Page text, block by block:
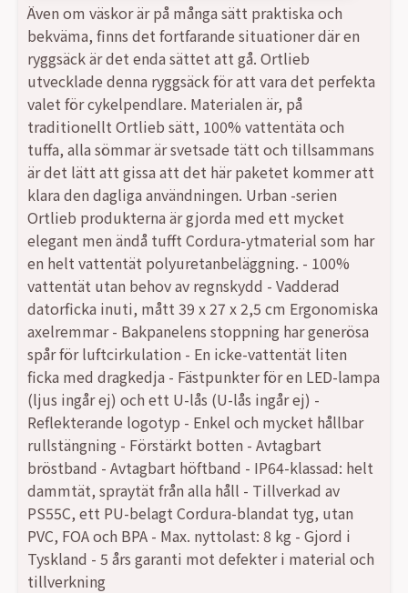
Även om väskor är på många sätt praktiska och
bekväma, finns det fortfarande situationer där en
ryggsäck är det enda sättet att gå. Ortlieb
utvecklade denna ryggsäck för att vara det perfekta
valet för cykelpendlare. Materialen är, på
traditionellt Ortlieb sätt, 100% vattentäta och
tuffa, alla sömmar är svetsade tätt och tillsammans
är det lätt att gissa att det här paketet kommer att
klara den dagliga användningen. Urban -serien
Ortlieb produkterna är gjorda med ett mycket
elegant men ändå tufft Cordura-ytmaterial som har
en helt vattentät polyuretanbeläggning. - 100%
vattentät utan behov av regnskydd - Vadderad
datorficka inuti, mått 39 x 27 x 2,5 cm Ergonomiska
axelremmar - Bakpanelens stoppning har generösa
spår för luftcirkulation - En icke-vattentät liten
ficka med dragkedja - Fästpunkter för en LED-lampa
(ljus ingår ej) och ett U-lås (U-lås ingår ej) -
Reflekterande logotyp - Enkel och mycket hållbar
rullstängning - Förstärkt botten - Avtagbart
bröstband - Avtagbart höftband - IP64-klassad: helt
dammtät, spraytät från alla håll - Tillverkad av
PS55C, ett PU-belagt Cordura-blandat tyg, utan
PVC, FOA och BPA - Max. nyttolast: 8 kg - Gjord i
Tyskland - 5 års garanti mot defekter i material och
tillverkning